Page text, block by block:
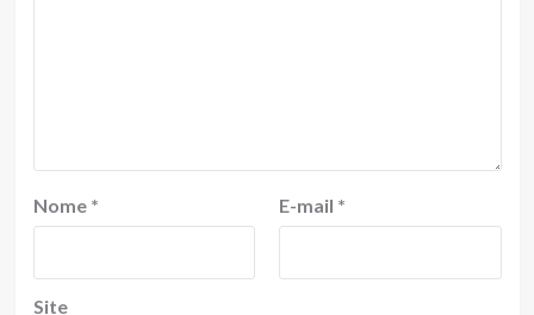
Nome * E-mail *
Site